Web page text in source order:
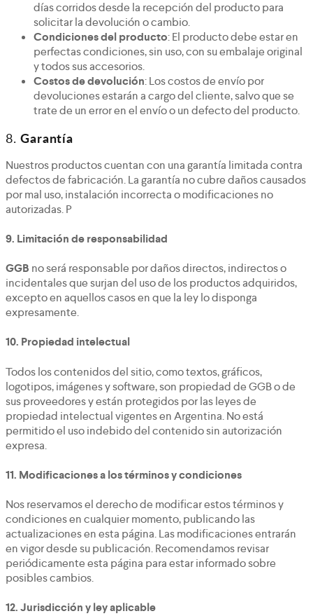
días corridos desde la recepción del producto para
solicitar la devolución o cambio.
Condiciones del producto: El producto debe estar en
perfectas condiciones, sin uso, con su embalaje original
y todos sus accesorios.
Costos de devolución: Los costos de envío por
devoluciones estarán a cargo del cliente, salvo que se
trate de un error en el envío o un defecto del producto.
8.Garantía
Nuestros productos cuentan con una garantía limitada contra
defectos de fabricación. La garantía no cubre daños causados
por mal uso, instalación incorrecta o modificaciones no
autorizadas. P
9. Limitación de responsabilidad
GGB no será responsable por daños directos, indirectos o
incidentales que surjan del uso de los productos adquiridos,
excepto en aquellos casos en que la ley lo disponga
expresamente.
10. Propiedad intelectual
Todos los contenidos del sitio, como textos, gráficos,
logotipos, imágenes y software, son propiedad de GGB o de
sus proveedores y están protegidos por las leyes de
propiedad intelectual vigentes en Argentina. No está
permitido el uso indebido del contenido sin autorización
expresa.
11. Modificaciones a los términos y condiciones
Nos reservamos el derecho de modificar estos términos y
condiciones en cualquier momento, publicando las
actualizaciones en esta página. Las modificaciones entrarán
en vigor desde su publicación. Recomendamos revisar
periódicamente esta página para estar informado sobre
posibles cambios.
12.Jurisdicción y ley aplicable